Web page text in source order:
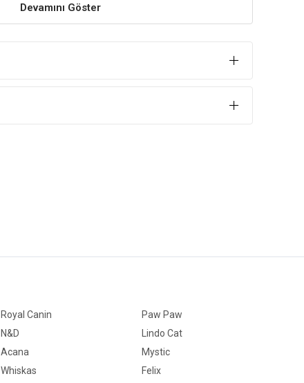
Devamını Göster
Royal Canin
Paw Paw
N&D
Lindo Cat
Acana
Mystic
Whiskas
Felix